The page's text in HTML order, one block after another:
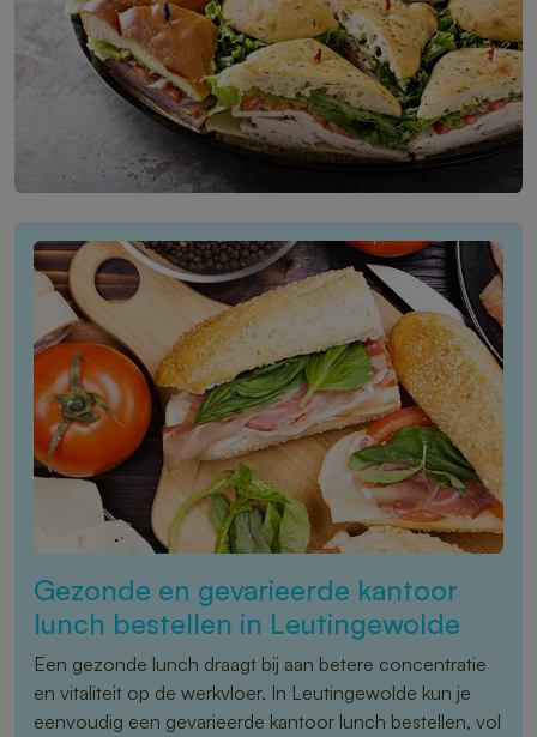
Gezonde en gevarieerde kantoor
lunch bestellen in Leutingewolde
Een gezonde lunch draagt bij aan betere concentratie
en vitaliteit op de werkvloer. In Leutingewolde kun je
eenvoudig een gevarieerde kantoor lunch bestellen, vol